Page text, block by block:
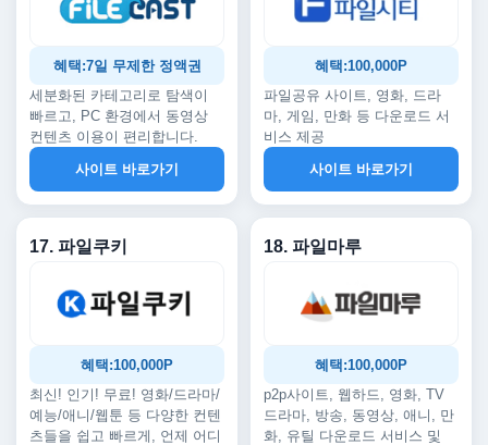
혜택:7일 무제한 정액권
세분화된 카테고리로 탐색이
빠르고, PC 환경에서 동영상
컨텐츠 이용이 편리합니다.
사이트 바로가기
혜택:100,000P
파일공유 사이트, 영화, 드라
마, 게임, 만화 등 다운로드 서
비스 제공
사이트 바로가기
17. 파일쿠키
혜택:100,000P
최신! 인기! 무료! 영화/드라마/
예능/애니/웹툰 등 다양한 컨텐
츠들을 쉽고 빠르게, 언제 어디
18. 파일마루
혜택:100,000P
p2p사이트, 웹하드, 영화, TV
드라마, 방송, 동영상, 애니, 만
화, 유틸 다운로드 서비스 및